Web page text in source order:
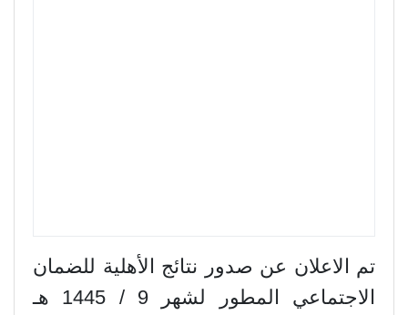
تم الاعلان عن صدور نتائج الأهلية للضمان
الاجتماعي المطور لشهر 9 / 1445 هـ